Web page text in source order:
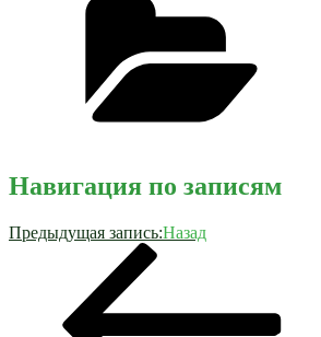
Навигация по записям
Предыдущая запись:Назад